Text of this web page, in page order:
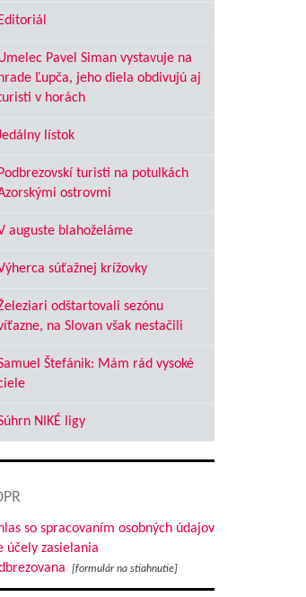
Editoriál
Pavel Siman vystavuje na
hrade Ľupča, jeho diela obdivujú aj
v horách
lístok
Podbrezovskí turisti na potulkách
ostrovmi
auguste blahoželáme
súťažnej krížovky
odštartovali sezónu
na Slovan však nestačili
Štefánik: Mám rád vysoké
NIKÉ ligy
so spracovaním osobných údajov
účely zasielania
[formulár na stiahnutie]